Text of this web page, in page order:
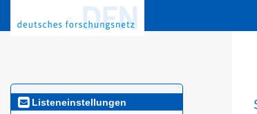
Listeneinstellungen